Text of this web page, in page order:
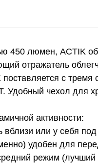
450 люмен, ACTIK
отражатель
с
Удобный чехол для
активности:
или у себя под
удобен для
режим